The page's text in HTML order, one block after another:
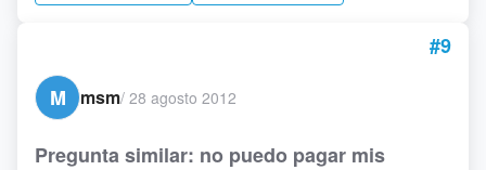
#9
M
msm/ 28 agosto 2012
Pregunta similar: no puedo pagar mis